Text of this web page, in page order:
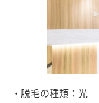
・脱毛の種類：光